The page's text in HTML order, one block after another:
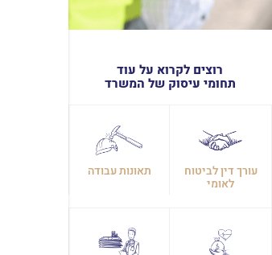
רוצים לקרוא על עוד
תחומי עיסוק של המשרד
עורך דין לביטוח
לאומי
תאונות עבודה